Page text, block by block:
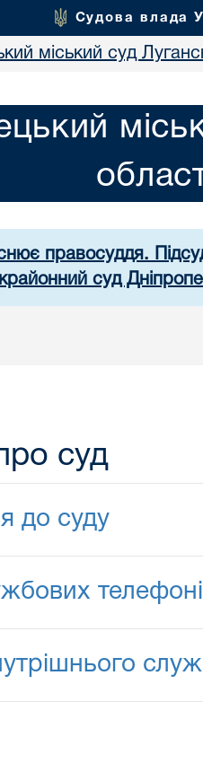
Судова влада
міський суд
правосуддя.
суд
суд
до суду